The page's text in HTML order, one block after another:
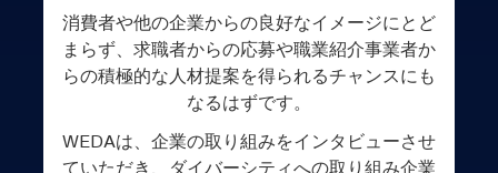
消費者や他の企業からの良好なイメージにとど
まらず、求職者からの応募や職業紹介事業者か
らの積極的な人材提案を得られるチャンスにも
なるはずです。
WEDAは、企業の取り組みをインタビューさせ